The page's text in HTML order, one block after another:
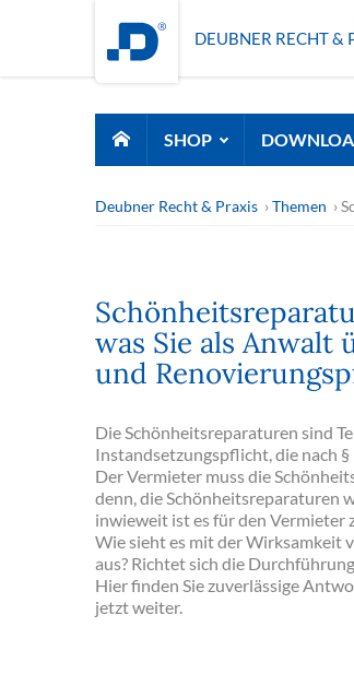
DEUBNER RECHT &
SHOP
Deubner Recht & Praxis Themen
was Sie als Anwalt
und
Die Schönheitsreparaturen sind
Instandsetzungspflicht, die nach
Der Vermieter muss die
denn, die Schönheitsreparaturen
inwieweit ist es für den Vermieter
Wie sieht es mit der Wirksamkeit
aus? Richtet sich die
Hier finden Sie zuverlässige
jetzt weiter.